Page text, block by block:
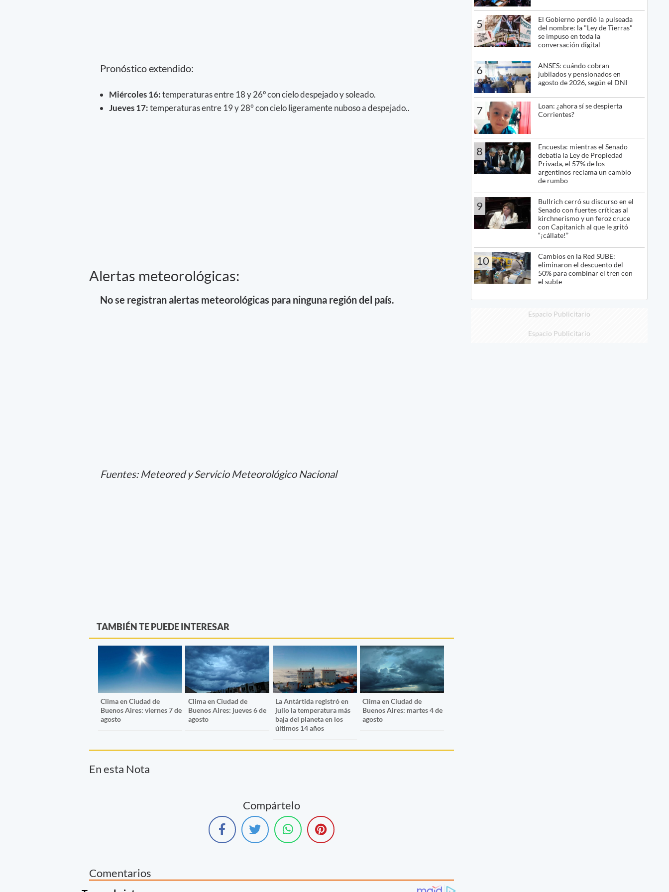
Pronóstico extendido:
Miércoles 16:temperaturas entre 18 y 26º con cielo despejado y soleado.
Jueves 17:temperaturas entre 19 y 28° con cielo ligeramente nuboso a despejado..
Alertas meteorológicas:
No se registran alertas meteorológicas para ninguna región del país.
Fuentes: Meteored y Servicio Meteorológico Nacional
TAMBIÉN TE PUEDE INTERESAR
Clima en Ciudad de
Buenos Aires: viernes 7 de
agosto
Clima en Ciudad de
Buenos Aires: jueves 6 de
agosto
La Antártida registró en
julio la temperatura más
baja del planeta en los
últimos 14 años
Clima en Ciudad de
Buenos Aires: martes 4 de
agosto
En esta Nota
Compártelo
Comentarios
5
El Gobierno perdió la pulseada
del nombre: la "Ley de Tierras"
se impuso en toda la
conversación digital
6
ANSES: cuándo cobran
jubilados y pensionados en
agosto de 2026, según el DNI
7
Loan: ¿ahora sí se despierta
Corrientes?
8
Encuesta: mientras el Senado
debatía la Ley de Propiedad
Privada, el 57% de los
argentinos reclama un cambio
de rumbo
9
Bullrich cerró su discurso en el
Senado con fuertes críticas al
kirchnerismo y un feroz cruce
con Capitanich al que le gritó
“¡cállate!”
10
Cambios en la Red SUBE:
eliminaron el descuento del
50% para combinar el tren con
el subte
Espacio Publicitario
Espacio Publicitario